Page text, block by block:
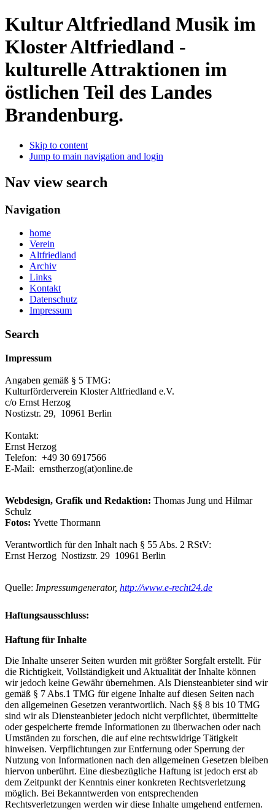
Kultur Altfriedland Musik im
Kloster Altfriedland -
kulturelle Attraktionen im
östlichen Teil des Landes
Brandenburg.
Skip to content
Jump to main navigation and login
Nav view search
Navigation
home
Verein
Altfriedland
Archiv
Links
Kontakt
Datenschutz
Impressum
Search
Impressum
Angaben gemäß § 5 TMG:
Kulturförderverein Kloster Altfriedland e.V.
c/o Ernst Herzog
Nostizstr. 29, 10961 Berlin
Kontakt:
Ernst Herzog
Telefon: +49 30 6917566
E-Mail: ernstherzog(at)online.de
Webdesign, Grafik und Redaktion: Thomas Jung und Hilmar
Schulz
Fotos: Yvette Thormann
Verantwortlich für den Inhalt nach § 55 Abs. 2 RStV:
Ernst Herzog Nostizstr. 29 10961 Berlin
Quelle: Impressumgenerator, http://www.e-recht24.de
Haftungsausschluss:
Haftung für Inhalte
Die Inhalte unserer Seiten wurden mit größter Sorgfalt erstellt. Für
die Richtigkeit, Vollständigkeit und Aktualität der Inhalte können
wir jedoch keine Gewähr übernehmen. Als Diensteanbieter sind wir
gemäß § 7 Abs.1 TMG für eigene Inhalte auf diesen Seiten nach
den allgemeinen Gesetzen verantwortlich. Nach §§ 8 bis 10 TMG
sind wir als Diensteanbieter jedoch nicht verpflichtet, übermittelte
oder gespeicherte fremde Informationen zu überwachen oder nach
Umständen zu forschen, die auf eine rechtswidrige Tätigkeit
hinweisen. Verpflichtungen zur Entfernung oder Sperrung der
Nutzung von Informationen nach den allgemeinen Gesetzen bleiben
hiervon unberührt. Eine diesbezügliche Haftung ist jedoch erst ab
dem Zeitpunkt der Kenntnis einer konkreten Rechtsverletzung
möglich. Bei Bekanntwerden von entsprechenden
Rechtsverletzungen werden wir diese Inhalte umgehend entfernen.